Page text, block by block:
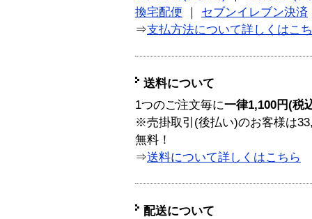
換宅配便
セブンイレブン決済
⇒支払方法について詳しくはこ
送料について
1つのご注文毎に一律1,100円(税
※売掛取引(後払い)のお客様は
無料！
⇒送料について詳しくはこちら
配送について